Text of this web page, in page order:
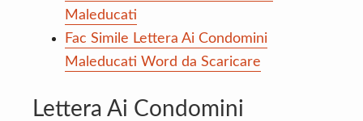
Maleducati
Fac Simile Lettera Ai Condomini
Maleducati Word da Scaricare
Lettera Ai Condomini